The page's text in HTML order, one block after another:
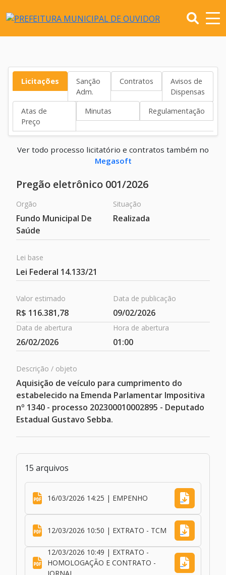
Licitações
Sanção
Adm.
Contratos
Avisos de
Dispensas
Atas de
Preço
Minutas Regulamentação
Ver todo processo licitatório e contratos também no
Megasoft
Pregão eletrônico 001/2026
Orgão
Fundo Municipal De
Saúde
Situação
Realizada
Lei base
Lei Federal 14.133/21
Valor estimado
R$ 116.381,78
Data de publicação
09/02/2026
Data de abertura
26/02/2026
Hora de abertura
01:00
Descrição / objeto
Aquisição de veículo para cumprimento do
estabelecido na Emenda Parlamentar Impositiva
nº 1340 - processo 202300010002895 - Deputado
Estadual Gustavo Sebba.
15 arquivos
16/03/2026 14:25 | EMPENHO
12/03/2026 10:50 | EXTRATO - TCM
12/03/2026 10:49 | EXTRATO -
HOMOLOGAÇÃO E CONTRATO -